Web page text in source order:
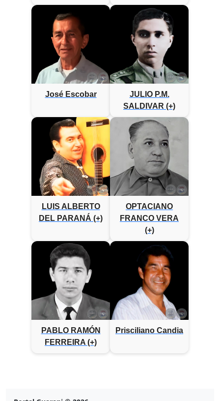
José Escobar
JULIO P.M.
SALDIVAR (+)
LUIS ALBERTO
DEL PARANÁ (+)
OPTACIANO
FRANCO VERA
(+)
PABLO RAMÓN
FERREIRA (+)
Prisciliano Candia